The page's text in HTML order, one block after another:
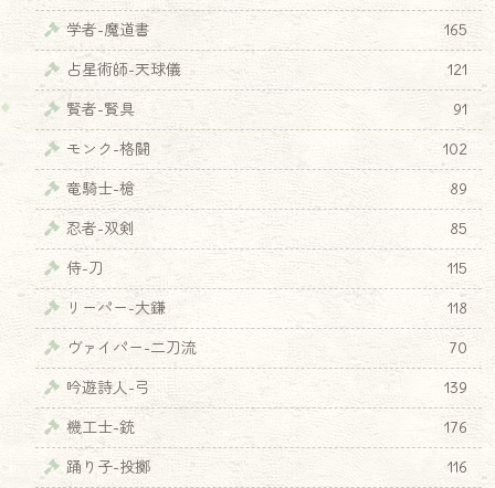
学者-魔道書
165
占星術師-天球儀
121
賢者-賢具
91
モンク-格闘
102
竜騎士-槍
89
忍者-双剣
85
侍-刀
115
リーパー-大鎌
118
ヴァイパー-二刀流
70
吟遊詩人-弓
139
機工士-銃
176
踊り子-投擲
116